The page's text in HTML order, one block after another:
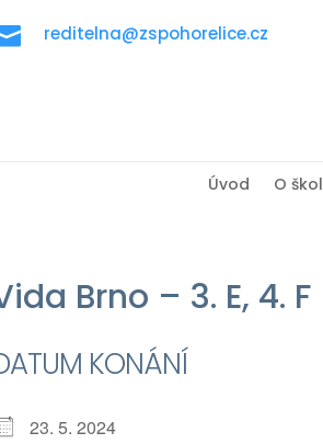
reditelna@zspohorelice.cz
Úvod O
Brno – 3. E, 4. F
KONÁNÍ
23. 5. 2024